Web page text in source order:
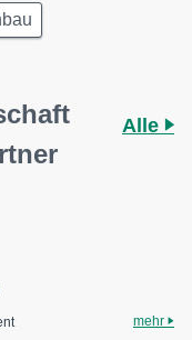
Alle
mehr